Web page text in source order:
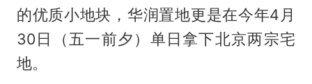
的优质小地块，华润置地更是在今年4月
30日（五一前夕）单日拿下北京两宗宅
地。